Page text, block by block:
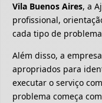
Vila Buenos Aires, a
profissional,
cada tipo de
Além disso, a
apropriados para
executar o serviço
problema começa